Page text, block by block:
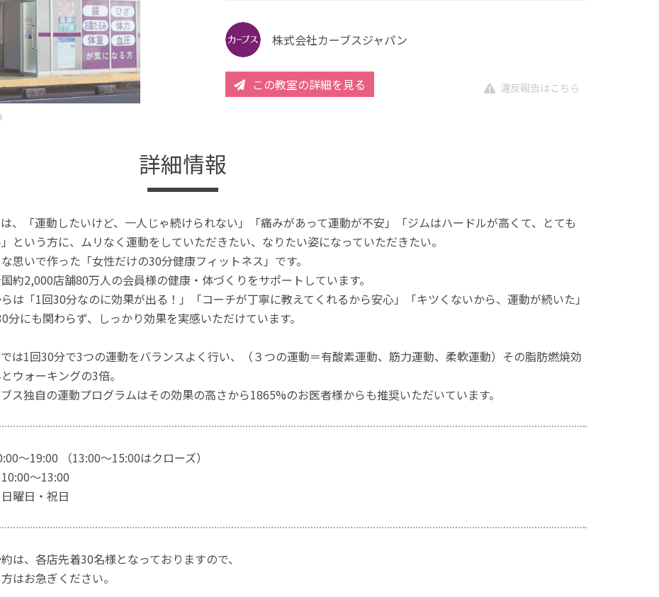
株式会社カーブスジャパン
この教室の詳細を見る 違反報告はこちら
詳細情報
、「運動したいけど、一人じゃ続けられない」「痛みがあって運動が不安」「ジムはハードルが高くて、とても
という方に、ムリなく運動をしていただきたい、なりたい姿になっていただきたい。
思いで作った「女性だけの30分健康フィットネス」です。
約2,000店舗80万人の会員様の健康・体づくりをサポートしています。
は「1回30分なのに効果が出る！」「コーチが丁寧に教えてくれるから安心」「キツくないから、運動が続いた」
分にも関わらず、しっかり効果を実感いただけています。
は1回30分で3つの運動をバランスよく行い、（３つの運動＝有酸素運動、筋力運動、柔軟運動）その脂肪燃焼効
ウォーキングの3倍。
ス独自の運動プログラムはその効果の高さから1865%のお医者様からも推奨いただいています。
～19:00 （13:00～15:00はクローズ）
～13:00
曜日・祝日
は、各店先着30名様となっておりますので、
はお急ぎください。